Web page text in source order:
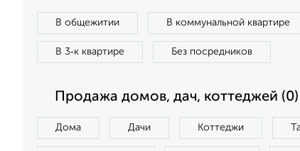
В общежитии В коммунальной квартире
В 3‑к квартире Без посредников
Продажа домов, дач, коттеджей (0)
Дома Дачи Коттеджи